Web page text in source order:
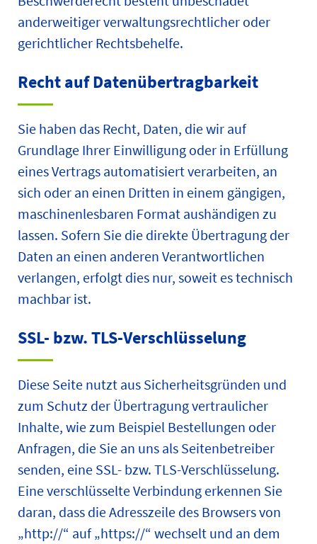
anderweitiger verwaltungsrechtlicher oder
gerichtlicher Rechtsbehelfe.
Recht auf Daten­übertrag­barkeit
Sie haben das Recht, Daten, die wir auf
Grundlage Ihrer Einwilligung oder in Erfüllung
eines Vertrags automatisiert verarbeiten, an
sich oder an einen Dritten in einem gängigen,
maschinenlesbaren Format aushändigen zu
lassen. Sofern Sie die direkte Übertragung der
Daten an einen anderen Verantwortlichen
verlangen, erfolgt dies nur, soweit es technisch
machbar ist.
SSL- bzw. TLS-Verschlüsselung
Diese Seite nutzt aus Sicherheitsgründen und
zum Schutz der Übertragung vertraulicher
Inhalte, wie zum Beispiel Bestellungen oder
Anfragen, die Sie an uns als Seitenbetreiber
senden, eine SSL- bzw. TLS-Verschlüsselung.
Eine verschlüsselte Verbindung erkennen Sie
daran, dass die Adresszeile des Browsers von
„http://“ auf „https://“ wechselt und an dem